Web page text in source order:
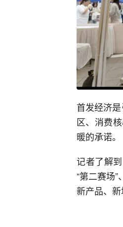
首发经济
区、消费
暖的承诺。
记者了解
“第二赛场
新产品、新